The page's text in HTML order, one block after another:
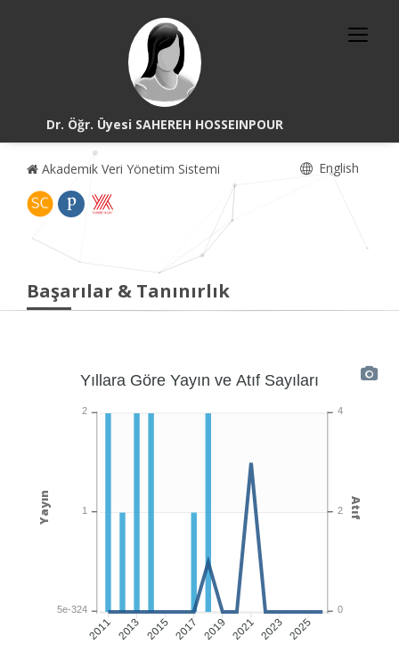
Dr. Öğr. Üyesi SAHEREH HOSSEINPOUR
Akademik Veri Yönetim Sistemi English
Başarılar & Tanınırlık
2011 2013 2015 2017 2019 2021 2023 2025
Yıllara Göre Yayın ve Atıf Sayıları
4
2
0
Atıf
2
1
5e-324
Yayın